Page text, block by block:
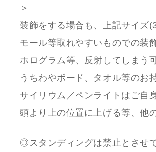
＞
装飾をする場合も、上記サイズ
モール等取れやすいものでの装
ホログラム等、反射してしまう
うちわやボード、タオル等のお
サイリウム／ペンライトはご自
頭より上の位置に上げる等、他
◎スタンディングは禁止とさせ